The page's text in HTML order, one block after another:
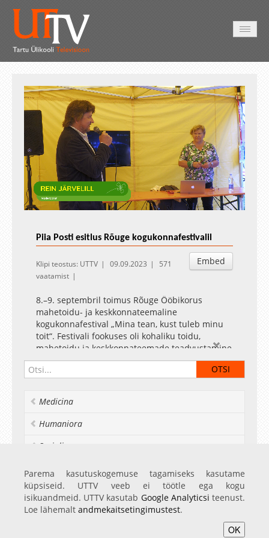
Loaded:
0.37%
Esituskiirused
Auto
Piia Posti esitlus Rõuge kogukonnafestivalil
Embed
Klipi teostus: UTTV 09.09.2023
571
vaatamist
8.–9. septembril toimus Rõuge Ööbikorus
mahetoidu- ja keskkonnateemaline
kogukonnafestival „Mina tean, kust tuleb minu
toit“. Festivali fookuses oli kohaliku toidu,
mahetoidu ja keskkonnateemade teadvustamine
ühiskonnale. Kogukonnafestivali korraldas
Rõuge vallavalitsus koostöös paljude
Kogukonnaprogrammi ja Tartu Maailmaülikooli
programmi raames, mis kuuluvad Euroopa
kultuuripealinna Tartu 2024 põhiprogrammi.
Medicina
Humaniora
Socialia
Realia et naturalia
Ülikoolist veel
Parema kasutuskogemuse tagamiseks kasutame
küpsiseid. UTTV veeb ei töötle ega kogu
isikuandmeid. UTTV kasutab Google Analyticsi teenust.
Loe lähemalt andmekaitsetingimustest.
OK